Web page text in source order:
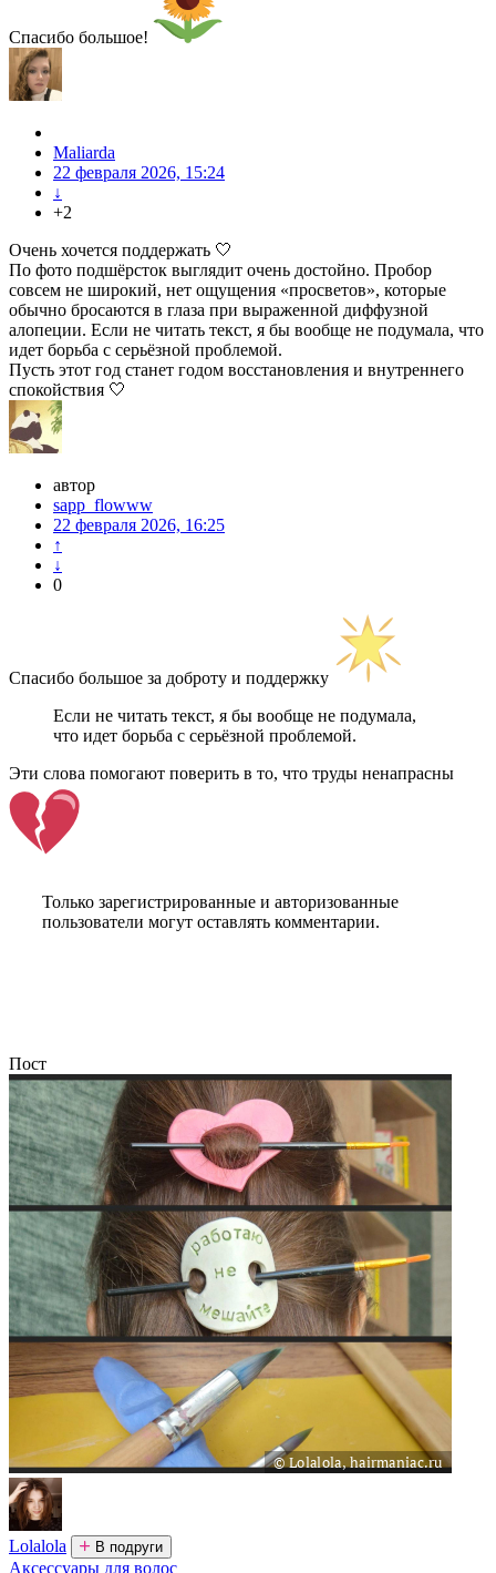
Спасибо большое!
Maliarda
22 февраля 2026, 15:24
↓
+2
Очень хочется поддержать 🤍
По фото подшёрсток выглядит очень достойно. Пробор
совсем не широкий, нет ощущения «просветов», которые
обычно бросаются в глаза при выраженной диффузной
алопеции. Если не читать текст, я бы вообще не подумала, что
идет борьба с серьёзной проблемой.
Пусть этот год станет годом восстановления и внутреннего
спокойствия 🤍
автор
sapp_flowww
22 февраля 2026, 16:25
↑
↓
0
Спасибо большое за доброту и поддержку
Если не читать текст, я бы вообще не подумала,
что идет борьба с серьёзной проблемой.
Эти слова помогают поверить в то, что труды ненапрасны
Только зарегистрированные и авторизованные
пользователи могут оставлять комментарии.
Пост
Lolalola В подруги
Аксессуары для волос